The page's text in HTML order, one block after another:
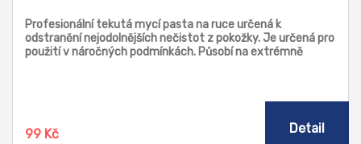
Profesionální tekutá mycí pasta na ruce určená k
odstranění nejodolnějších nečistot z pokožky. Je určená pro
použití v náročných podmínkách. Působí na extrémně
99 Kč Detail